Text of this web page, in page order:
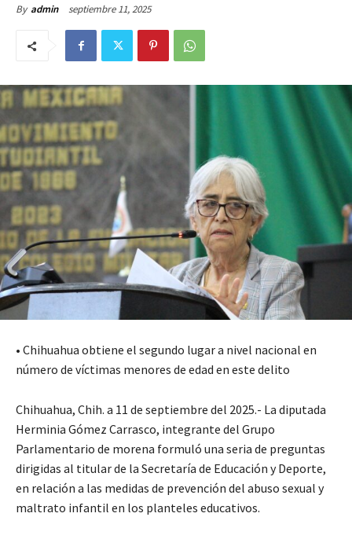
By admin septiembre 11, 2025
• Chihuahua obtiene el segundo lugar a nivel nacional en
número de víctimas menores de edad en este delito
Chihuahua, Chih. a 11 de septiembre del 2025.- La diputada
Herminia Gómez Carrasco, integrante del Grupo
Parlamentario de morena formuló una seria de preguntas
dirigidas al titular de la Secretaría de Educación y Deporte,
en relación a las medidas de prevención del abuso sexual y
maltrato infantil en los planteles educativos.